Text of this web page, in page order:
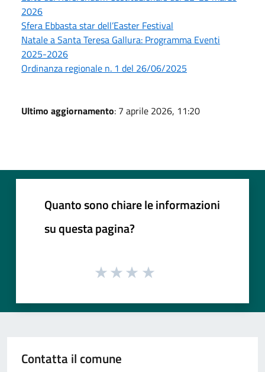
2026
Sfera Ebbasta star dell’Easter Festival
Natale a Santa Teresa Gallura: Programma Eventi
2025-2026
Ordinanza regionale n. 1 del 26/06/2025
Ultimo aggiornamento: 7 aprile 2026, 11:20
Quanto sono chiare le informazioni
su questa pagina?
Contatta il comune